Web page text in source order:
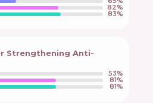
82%
83%
Strengthening Anti-
53%
81%
81%